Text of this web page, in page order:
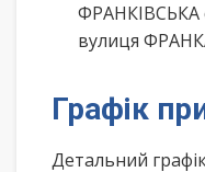
ФРАНКІВСЬКА
вулиця
Графік
Детальний